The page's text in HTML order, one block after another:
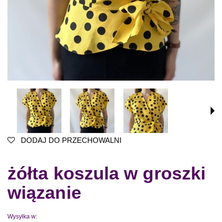
DODAJ DO PRZECHOWALNI
żółta koszula w groszki
wiązanie
Wysyłka w: